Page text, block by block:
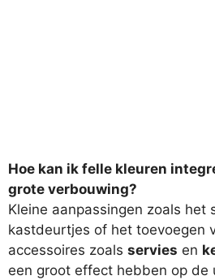
Hoe kan ik felle kleuren
grote verbouwing?
Kleine aanpassingen zoals het
kastdeurtjes of het toevoegen
accessoires zoals servies en
een groot effect hebben op de